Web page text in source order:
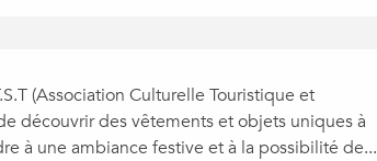
(Association Culturelle Touristique et
découvrir des vêtements et objets uniques à
à une ambiance festive et à la possibilité de...